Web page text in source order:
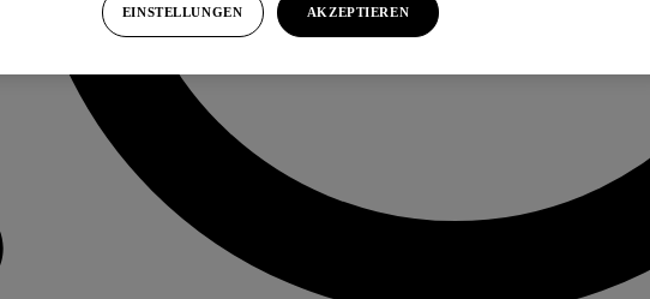
EINSTELLUNGEN AKZEPTIEREN